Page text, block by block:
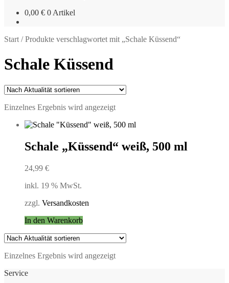
0,00 € 0 Artikel
Start /Produkte verschlagwortet mit „Schale Küssend“
Schale Küssend
Einzelnes Ergebnis wird angezeigt
Schale „Küssend“ weiß, 500 ml
24,99 €
inkl. 19 % MwSt.
zzgl. Versandkosten
In den Warenkorb
Einzelnes Ergebnis wird angezeigt
Service